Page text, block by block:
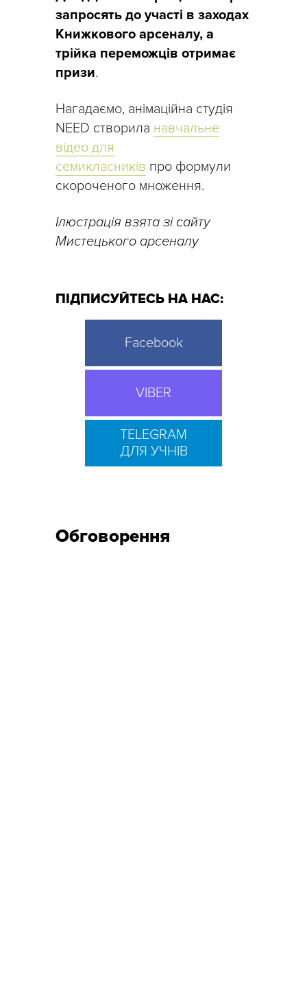
запросять до участі в заходах
Книжкового арсеналу, а
трійка переможців отримає
призи.
Нагадаємо, анімаційна студія
NEED створила навчальне
відео для
семикласників про формули
скороченого множення.
Ілюстрація взята зі сайту
Мистецького арсеналу
ПІДПИСУЙТЕСЬ НА НАС:
Facebook
VIBER
TELEGRAM
ДЛЯ УЧНІВ
Обговорення